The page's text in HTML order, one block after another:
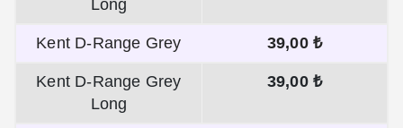
Long
Kent D-Range Grey 39,00 ₺
Kent D-Range Grey
Long
39,00 ₺